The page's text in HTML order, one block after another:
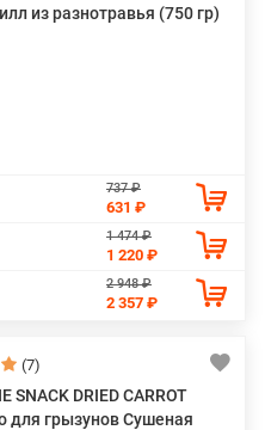
из разнотравья (750 гр)
737 ₽
631 ₽
1 474 ₽
1 220 ₽
2 948 ₽
2 357 ₽
(7)
SNACK DRIED CARROT
для грызунов Сушеная